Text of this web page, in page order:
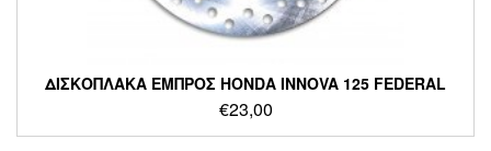
ΔΙΣΚΟΠΛΑΚΑ ΕΜΠΡΟΣ HONDA INNOVA 125 FEDERAL
€23,00